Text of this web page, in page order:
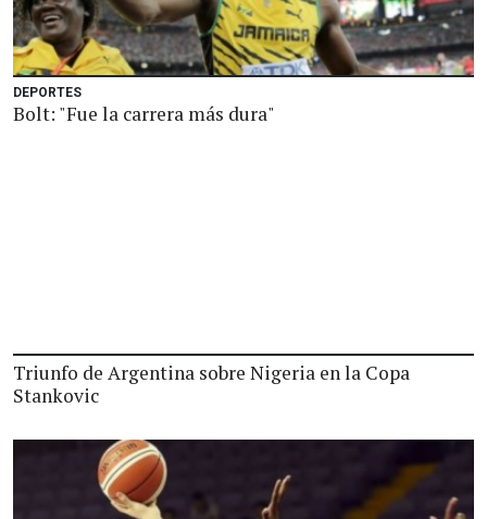
DEPORTES
Bolt: "Fue la carrera más dura"
Triunfo de Argentina sobre Nigeria en la Copa
Stankovic